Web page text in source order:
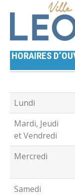
HORAIRES
Lundi
Mardi, Jeudi
et Vendredi
Mercredi
Samedi